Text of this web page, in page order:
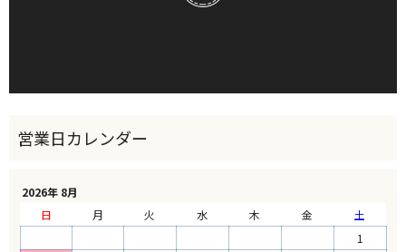
2026年 8月
日
月 火 水 木 金
土
1